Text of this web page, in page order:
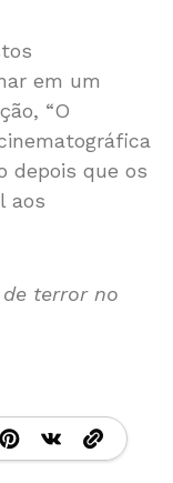
em um
“O
depois que os
aos
terror no